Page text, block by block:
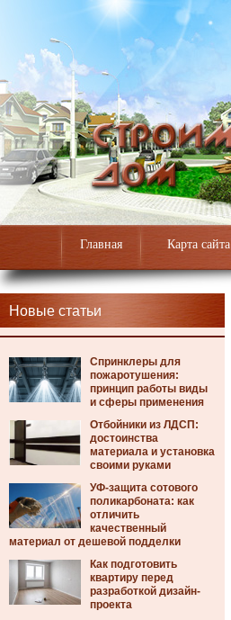
Главная Карта сайта
Новые статьи
Спринклеры для
пожаротушения:
принцип работы виды
и сферы применения
Отбойники из ЛДСП:
достоинства
материала и установка
своими руками
УФ-защита сотового
поликарбоната: как
отличить
качественный
материал от дешевой подделки
Как подготовить
квартиру перед
разработкой дизайн-
проекта